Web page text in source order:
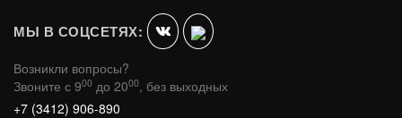
МЫ В СОЦСЕТЯХ:
Возникли вопросы?
Звоните с 900 до 2000, без выходных
+7 (3412) 906-890